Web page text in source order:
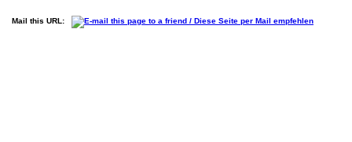
Mail this URL: